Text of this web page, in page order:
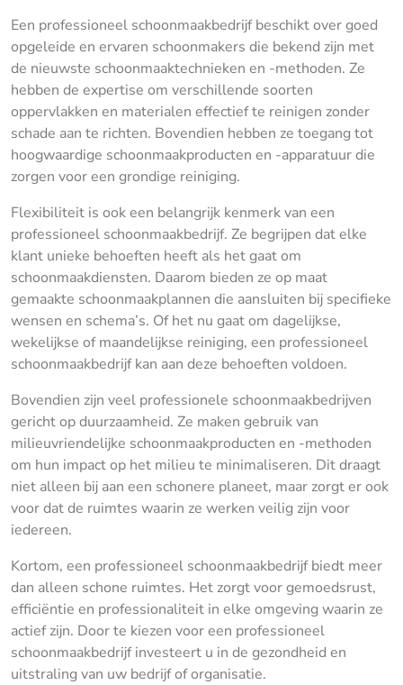
Een professioneel schoonmaakbedrijf beschikt over goed
opgeleide en ervaren schoonmakers die bekend zijn met
de nieuwste schoonmaaktechnieken en -methoden. Ze
hebben de expertise om verschillende soorten
oppervlakken en materialen effectief te reinigen zonder
schade aan te richten. Bovendien hebben ze toegang tot
hoogwaardige schoonmaakproducten en -apparatuur die
zorgen voor een grondige reiniging.
Flexibiliteit is ook een belangrijk kenmerk van een
professioneel schoonmaakbedrijf. Ze begrijpen dat elke
klant unieke behoeften heeft als het gaat om
schoonmaakdiensten. Daarom bieden ze op maat
gemaakte schoonmaakplannen die aansluiten bij specifieke
wensen en schema’s. Of het nu gaat om dagelijkse,
wekelijkse of maandelijkse reiniging, een professioneel
schoonmaakbedrijf kan aan deze behoeften voldoen.
Bovendien zijn veel professionele schoonmaakbedrijven
gericht op duurzaamheid. Ze maken gebruik van
milieuvriendelijke schoonmaakproducten en -methoden
om hun impact op het milieu te minimaliseren. Dit draagt
niet alleen bij aan een schonere planeet, maar zorgt er ook
voor dat de ruimtes waarin ze werken veilig zijn voor
iedereen.
Kortom, een professioneel schoonmaakbedrijf biedt meer
dan alleen schone ruimtes. Het zorgt voor gemoedsrust,
efficiëntie en professionaliteit in elke omgeving waarin ze
actief zijn. Door te kiezen voor een professioneel
schoonmaakbedrijf investeert u in de gezondheid en
uitstraling van uw bedrijf of organisatie.